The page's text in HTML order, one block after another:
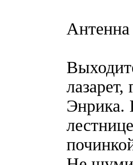
лазарет,
Энрика.